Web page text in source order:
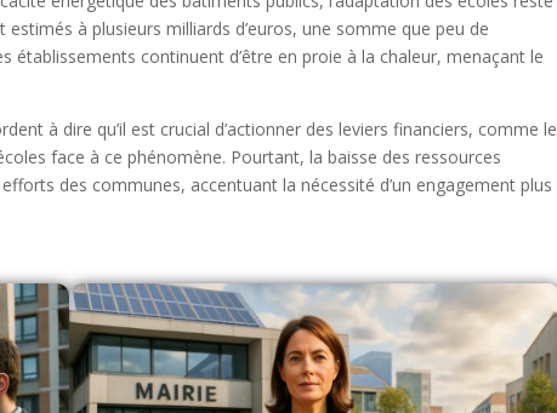
à plusieurs milliards d’euros, une somme que peu de
continuent d’être en proie à la chaleur, menaçant le
à dire qu’il est crucial d’actionner des leviers financiers, comme le
face à ce phénomène. Pourtant, la baisse des ressources
des communes, accentuant la nécessité d’un engagement plus